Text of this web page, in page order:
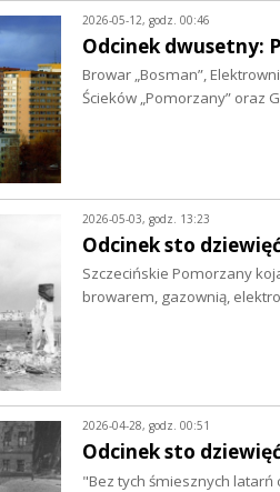
2026-05-12, godz. 00:46
Odcinek dwusetny:
Browar „Bosman”,
Ścieków „Pomorzany” oraz
2026-05-03, godz. 13:23
Odcinek sto
Szczecińskie Pomorzany
browarem, gazownią,
2026-04-28, godz. 00:51
Odcinek sto
"Bez tych śmiesznych latarń